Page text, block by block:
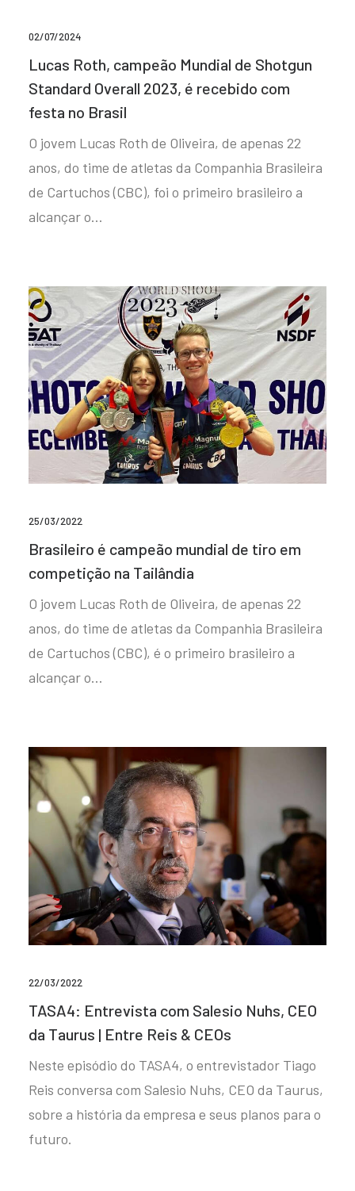
02/07/2024
Lucas Roth, campeão Mundial de Shotgun
Standard Overall 2023, é recebido com
festa no Brasil
O jovem Lucas Roth de Oliveira, de apenas 22
anos, do time de atletas da Companhia Brasileira
de Cartuchos (CBC), foi o primeiro brasileiro a
alcançar o…
25/03/2022
Brasileiro é campeão mundial de tiro em
competição na Tailândia
O jovem Lucas Roth de Oliveira, de apenas 22
anos, do time de atletas da Companhia Brasileira
de Cartuchos (CBC), é o primeiro brasileiro a
alcançar o…
22/03/2022
TASA4: Entrevista com Salesio Nuhs, CEO
da Taurus | Entre Reis & CEOs
Neste episódio do TASA4, o entrevistador Tiago
Reis conversa com Salesio Nuhs, CEO da Taurus,
sobre a história da empresa e seus planos para o
futuro.